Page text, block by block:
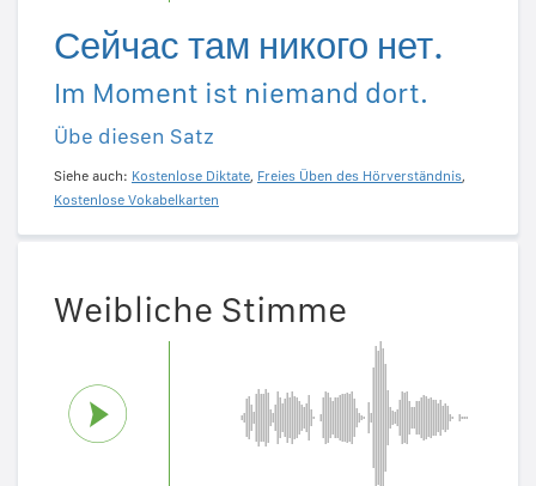
Сейчас там никого нет.
Im Moment ist niemand dort.
Übe diesen Satz
Siehe auch: Kostenlose Diktate, Freies Üben des Hörverständnis,
Kostenlose Vokabelkarten
Weibliche Stimme